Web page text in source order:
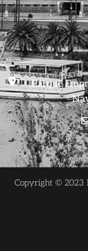
Parque
Copyright © 2023